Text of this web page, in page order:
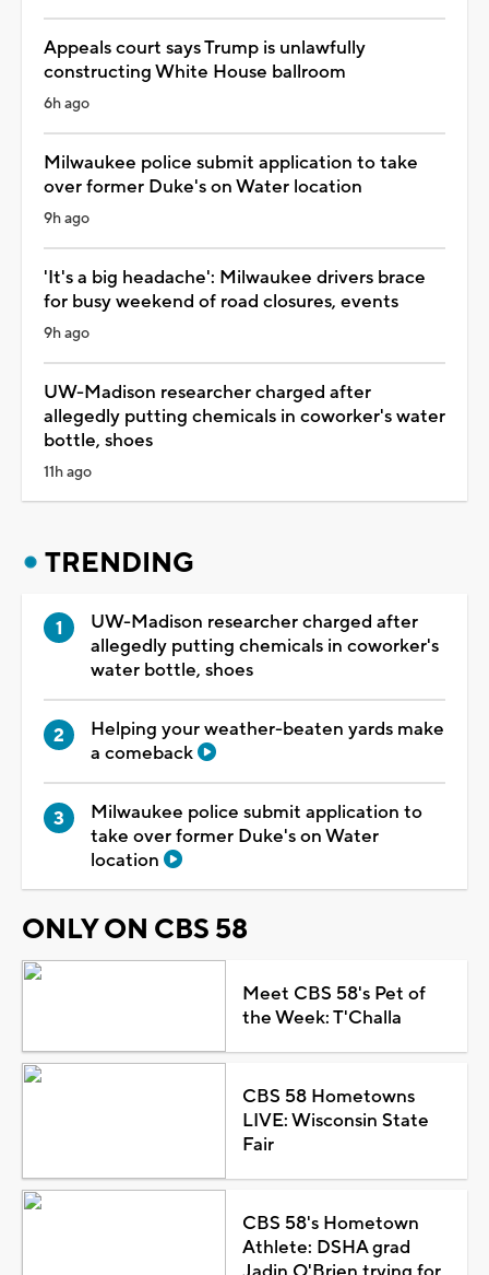
Appeals court says Trump is unlawfully
constructing White House ballroom
6h ago
Milwaukee police submit application to take
over former Duke's on Water location
9h ago
'It's a big headache': Milwaukee drivers brace
for busy weekend of road closures, events
9h ago
UW-Madison researcher charged after
allegedly putting chemicals in coworker's water
bottle, shoes
11h ago
TRENDING
UW-Madison researcher charged after
allegedly putting chemicals in coworker's
water bottle, shoes
Helping your weather-beaten yards make
a comeback
Milwaukee police submit application to
take over former Duke's on Water
location
ONLY ON CBS 58
Meet CBS 58's Pet of
the Week: T'Challa
CBS 58 Hometowns
LIVE: Wisconsin State
Fair
CBS 58's Hometown
Athlete: DSHA grad